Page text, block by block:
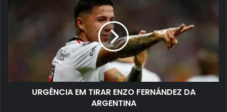
URGÊNCIA EM TIRAR ENZO FERNÁNDEZ DA
ARGENTINA